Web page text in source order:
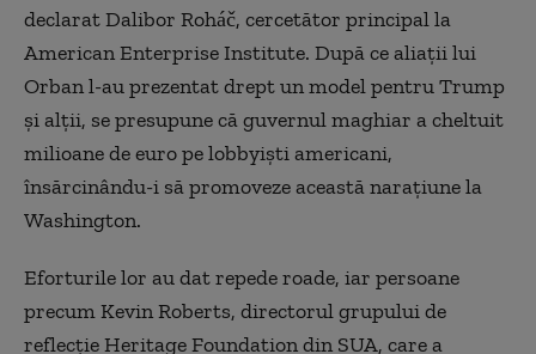
declarat Dalibor Roháč, cercetător principal la
American Enterprise Institute. După ce aliații lui
Orban l-au prezentat drept un model pentru Trump
și alții, se presupune că guvernul maghiar a cheltuit
milioane de euro pe lobbyiști americani,
însărcinându-i să promoveze această narațiune la
Washington.
Eforturile lor au dat repede roade, iar persoane
precum Kevin Roberts, directorul grupului de
reflecție Heritage Foundation din SUA, care a